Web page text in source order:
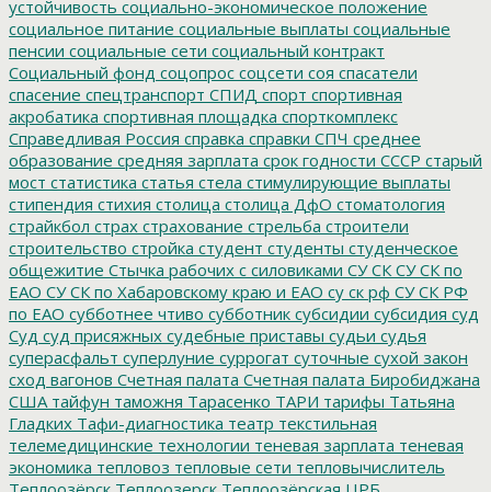
устойчивость социально-экономическое положение
социальное питание социальные выплаты социальные
пенсии социальные сети социальный контракт
Социальный фонд соцопрос соцсети соя спасатели
спасение спецтранспорт СПИД спорт спортивная
акробатика спортивная площадка спорткомплекс
Справедливая Россия справка справки СПЧ среднее
образование средняя зарплата срок годности СССР старый
мост статистика статья стела стимулирующие выплаты
стипендия стихия столица столица ДфО стоматология
страйкбол страх страхование стрельба строители
строительство стройка студент студенты студенческое
общежитие Стычка рабочих с силовиками СУ СК СУ СК по
ЕАО СУ СК по Хабаровскому краю и ЕАО су ск рф СУ СК РФ
по ЕАО субботнее чтиво субботник субсидии субсидия суд
Суд суд присяжных судебные приставы судьи судья
суперасфальт суперлуние суррогат суточные сухой закон
сход вагонов Счетная палата Счетная палата Биробиджана
США тайфун таможня Тарасенко ТАРИ тарифы Татьяна
Гладких Тафи-диагностика театр текстильная
телемедицинские технологии теневая зарплата теневая
экономика тепловоз тепловые сети тепловычислитель